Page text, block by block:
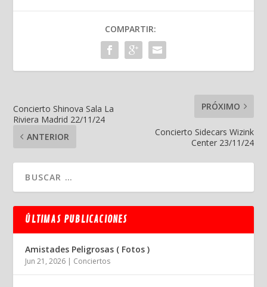
COMPARTIR:
Concierto Shinova Sala La
Riviera Madrid 22/11/24
ANTERIOR
PRÓXIMO
Concierto Sidecars Wizink
Center 23/11/24
ÚLTIMAS PUBLICACIONES
Amistades Peligrosas ( Fotos )
Jun 21, 2026 | Conciertos